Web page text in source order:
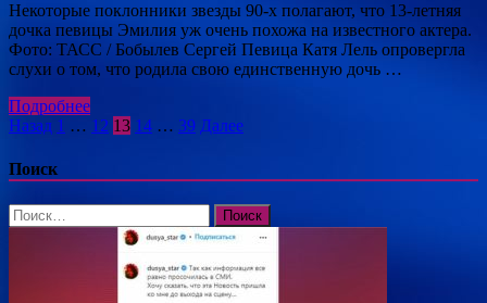
Некоторые поклонники звезды 90-х полагают, что 13-летняя
дочка певицы Эмилия уж очень похожа на известного актера.
Фото: ТАСС / Бобылев Сергей Певица Катя Лель опровергла
слухи о том, что родила свою единственную дочь …
Подробнее
Пагинация
записей
Назад 1 … 12 13 14 … 39 Далее
Поиск
Найти: